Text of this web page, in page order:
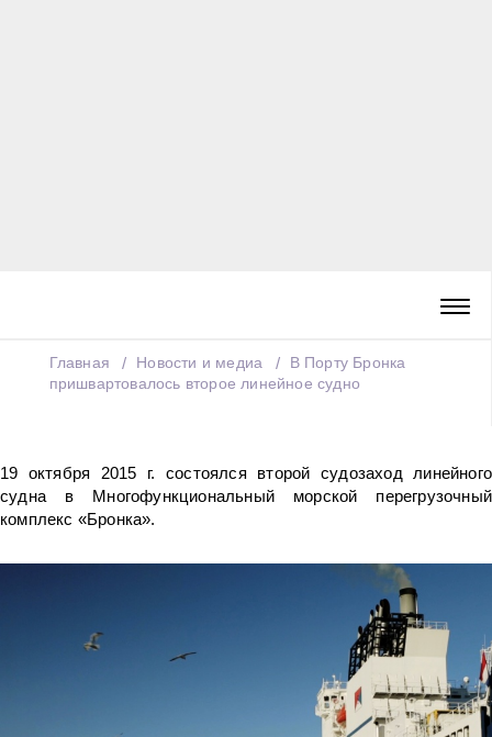
Главная Новости и медиа
В Порту Бронка
пришвартовалось второе линейное судно
19 октября 2015 г. состоялся второй судозаход линейного
судна в Многофункциональный морской перегрузочный
комплекс «Бронка».